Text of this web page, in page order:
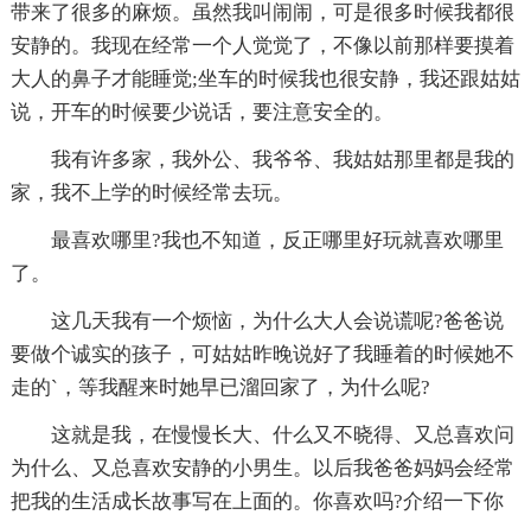
带来了很多的麻烦。虽然我叫闹闹，可是很多时候我都很
安静的。我现在经常一个人觉觉了，不像以前那样要摸着
大人的鼻子才能睡觉;坐车的时候我也很安静，我还跟姑姑
说，开车的时候要少说话，要注意安全的。
我有许多家，我外公、我爷爷、我姑姑那里都是我的
家，我不上学的时候经常去玩。
最喜欢哪里?我也不知道，反正哪里好玩就喜欢哪里
了。
这几天我有一个烦恼，为什么大人会说谎呢?爸爸说
要做个诚实的孩子，可姑姑昨晚说好了我睡着的时候她不
走的`，等我醒来时她早已溜回家了，为什么呢?
这就是我，在慢慢长大、什么又不晓得、又总喜欢问
为什么、又总喜欢安静的小男生。以后我爸爸妈妈会经常
把我的生活成长故事写在上面的。你喜欢吗?介绍一下你